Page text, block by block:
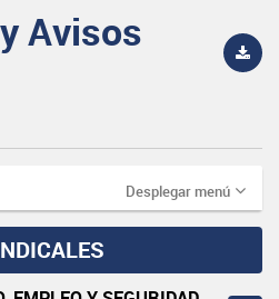
Avisos
Desplegar menú